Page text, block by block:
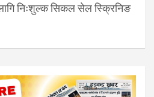
निःशुल्क सिकल सेल स्क्रिनिङ